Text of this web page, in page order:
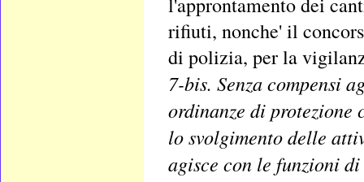
rifiuti, nonche' il
di polizia, per la
7-bis. Senza compensi
ordinanze di
lo svolgimento delle
agisce con le funzioni